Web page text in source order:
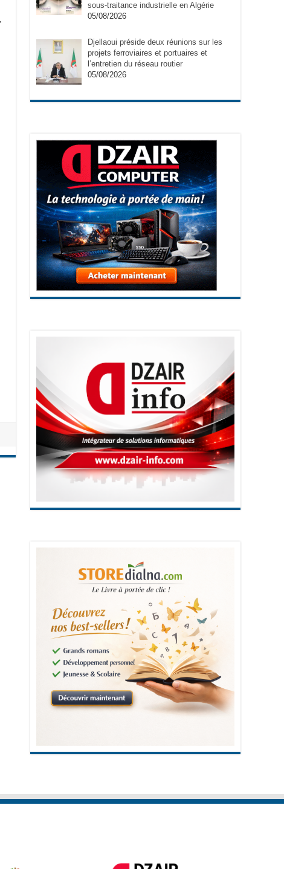
sous-traitance industrielle en Algérie
05/08/2026
Djellaoui préside deux réunions sur les
projets ferroviaires et portuaires et
l’entretien du réseau routier
05/08/2026